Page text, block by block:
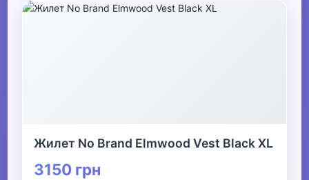
Жилет No Brand Elmwood Vest Black XL
3150 грн